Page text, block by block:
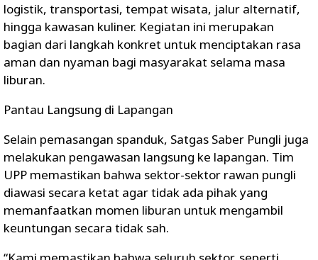
logistik, transportasi, tempat wisata, jalur alternatif,
hingga kawasan kuliner. Kegiatan ini merupakan
bagian dari langkah konkret untuk menciptakan rasa
aman dan nyaman bagi masyarakat selama masa
liburan.
Pantau Langsung di Lapangan
Selain pemasangan spanduk, Satgas Saber Pungli juga
melakukan pengawasan langsung ke lapangan. Tim
UPP memastikan bahwa sektor-sektor rawan pungli
diawasi secara ketat agar tidak ada pihak yang
memanfaatkan momen liburan untuk mengambil
keuntungan secara tidak sah.